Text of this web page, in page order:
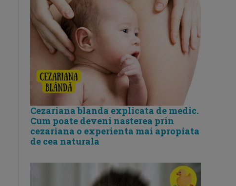
Cezariana blanda explicata de medic.
Cum poate deveni nasterea prin
cezariana o experienta mai apropiata
de cea naturala